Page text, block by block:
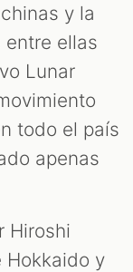
y la
ellas
Lunar
todo el país
apenas
Hiroshi
Hokkaido y